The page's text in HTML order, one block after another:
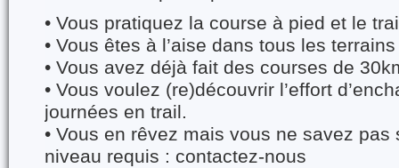
•⁠ ⁠Vous pratiquez la course à pied et le
•⁠ ⁠Vous êtes à l’aise dans tous les
•⁠ ⁠Vous avez déjà fait des courses de
•⁠ ⁠Vous voulez (re)découvrir l’effort
journées en trail.
•⁠ ⁠Vous en rêvez mais vous ne savez pas
niveau requis : contactez-nous